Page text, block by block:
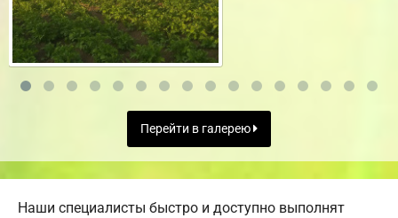
Перейти в галерею
Наши специалисты быстро и доступно выполнят